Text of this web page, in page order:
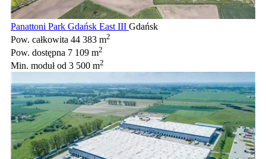
Panattoni Park Gdańsk East III Gdańsk
Pow. całkowita 44 383 m2
Pow. dostępna 7 109 m2
Min. modułod 3 500 m2